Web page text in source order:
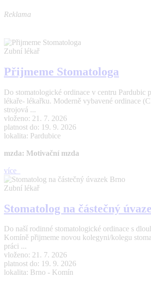
Reklama
Zubní lékař
Přijmeme Stomatologa
Do stomatologické ordinace v centru Pardubic
lékaře- lékařku. Moderně vybavené ordinace
strojová ...
vloženo: 21. 7. 2026
platnost do: 19. 9. 2026
lokalita: Pardubice
mzda: Motivační mzda
více
Zubní lékař
Stomatolog na částečný
Do naší rodinné stomatologické ordinace s
Komíně přijmeme novou kolegyni/kolegu
práci ...
vloženo: 21. 7. 2026
platnost do: 19. 9. 2026
lokalita: Brno - Komín